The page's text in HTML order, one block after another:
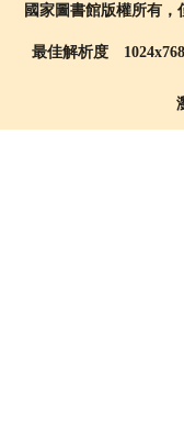
國家圖書館版權所有
最佳解析度